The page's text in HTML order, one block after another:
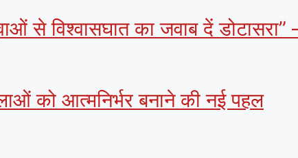
से विश्वासघात का जवाब दें
को आत्मनिर्भर बनाने की नई पहल